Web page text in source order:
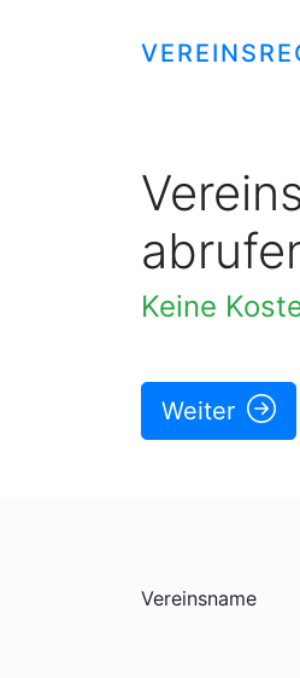
Keine
Weiter
Vereinsname